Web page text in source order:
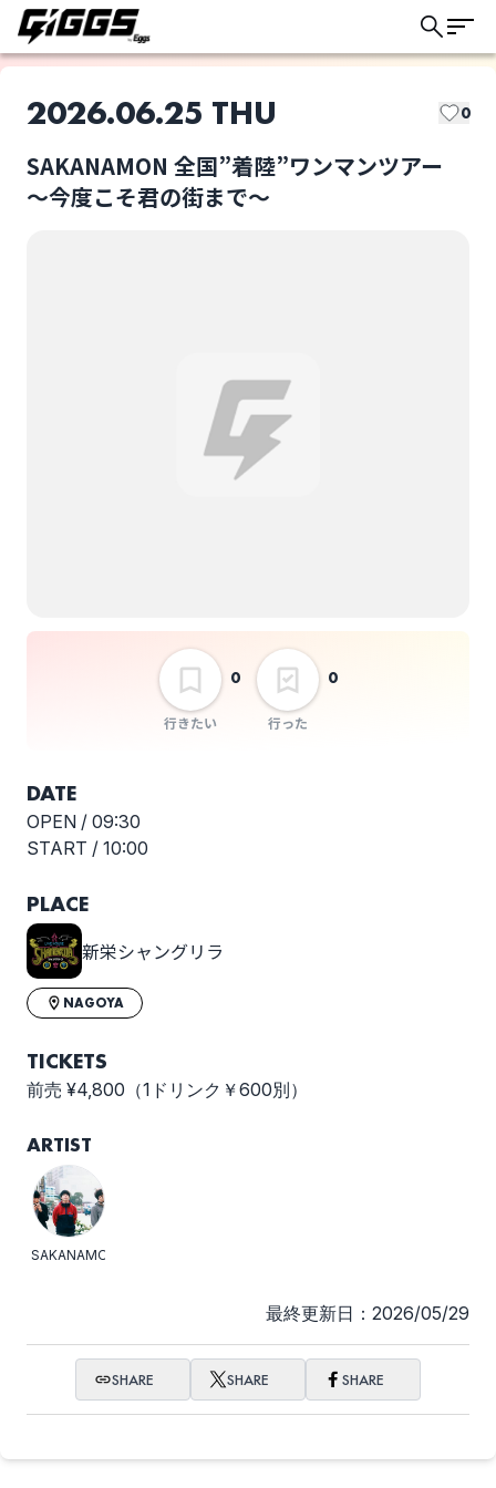
2026.06.25 THU 0
SAKANAMON 全国”着陸”ワンマンツアー
〜今度こそ君の街まで〜
行きたい
0
行った
0
DATE
OPEN / 09:30
START / 10:00
PLACE
新栄シャングリラ
NAGOYA
TICKETS
前売 ¥4,800（1ドリンク￥600別）
ARTIST
SAKANAMON
最終更新日：2026/05/29
SHARE SHARE SHARE
このライブの取り置きは終了しました